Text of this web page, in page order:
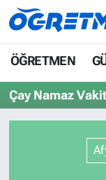
ÖĞRETMEN
Çay Namaz
ÖĞRETMEN
GÜNDEM
ATAMA -
SINAVLAR
İstanbul
İstanbul
İstanbul
İstanbul